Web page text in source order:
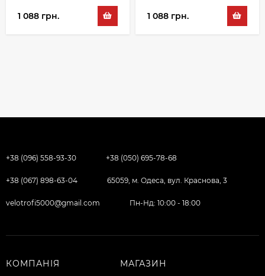
1 088 грн. 1 088 грн.
+38 (096) 558-93-30 +38 (050) 695-78-68
+38 (067) 898-63-04 65059, м. Одеса, вул. Краснова, 3
velotrofi5000@gmail.com Пн-Нд: 10:00 - 18:00
КОМПАНІЯ МАГАЗИН